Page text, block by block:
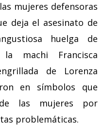
mujeres defensoras
deja el asesinato de
huelga de
machi Francisca
de Lorenza
en símbolos que
las mujeres por
problemáticas.